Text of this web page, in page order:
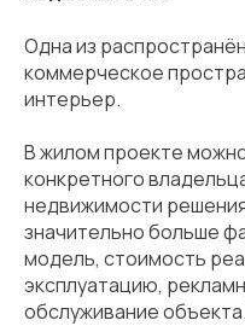
Одна из
коммерческое
интерьер.
В жилом проекте
конкретного
недвижимости
значительно больше
модель, стоимость
эксплуатацию,
обслуживание объекта.